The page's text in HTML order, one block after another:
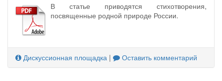
В статье приводятся стихотворения,
посвященные родной природе России.
Дискуссионная площадка | Оставить комментарий